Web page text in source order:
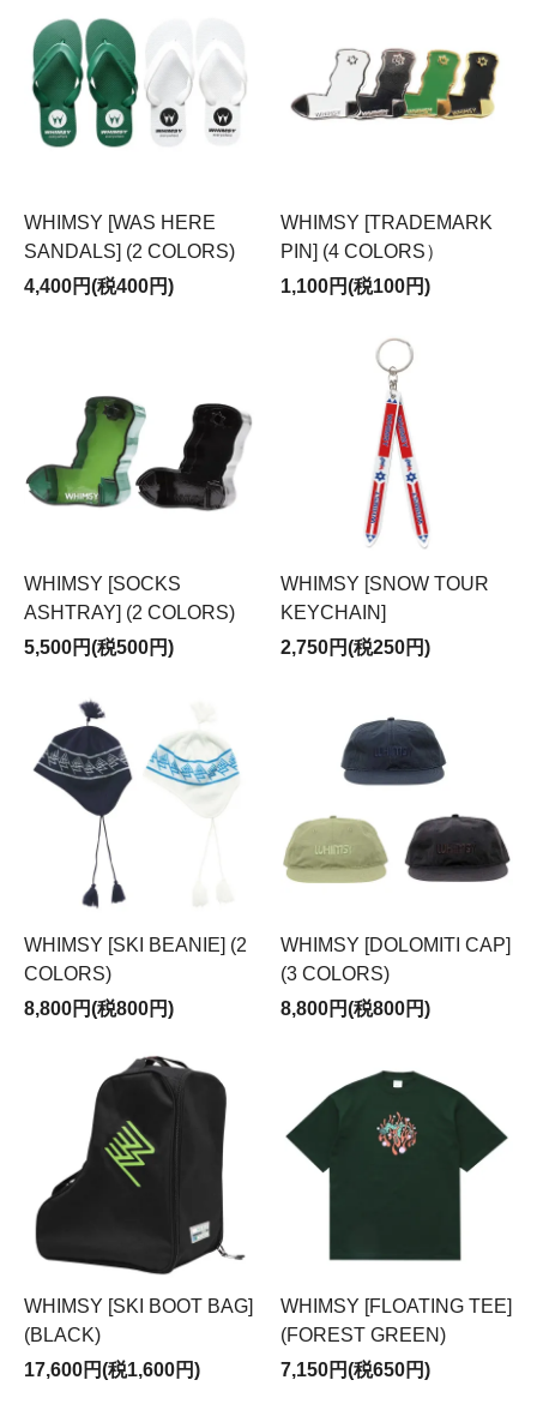
WHIMSY [WAS HERE
SANDALS] (2 COLORS)
4,400円(税400円)
WHIMSY [TRADEMARK
PIN] (4 COLORS）
1,100円(税100円)
WHIMSY [SOCKS
ASHTRAY] (2 COLORS)
5,500円(税500円)
WHIMSY [SNOW TOUR
KEYCHAIN]
2,750円(税250円)
WHIMSY [SKI BEANIE] (2
COLORS)
8,800円(税800円)
WHIMSY [DOLOMITI CAP]
(3 COLORS)
8,800円(税800円)
WHIMSY [SKI BOOT BAG]
(BLACK)
17,600円(税1,600円)
WHIMSY [FLOATING TEE]
(FOREST GREEN)
7,150円(税650円)